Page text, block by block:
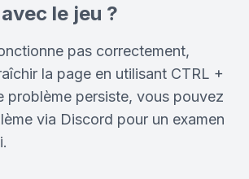
le jeu ?
pas correctement,
la page en utilisant CTRL +
problème persiste, vous pouvez
via Discord pour un examen